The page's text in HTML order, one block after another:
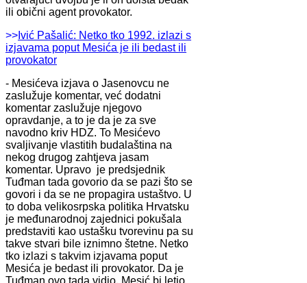
ili obični agent provokator.
>> Ivić Pašalić: Netko tko 1992. izlazi s
izjavama poput Mesića je ili bedast ili
provokator
- Mesićeva izjava o Jasenovcu ne
zaslužuje komentar, već dodatni
komentar zaslužuje njegovo
opravdanje, a to je da je za sve
navodno kriv HDZ. To Mesićevo
svaljivanje vlastitih budalaština na
nekog drugog zahtjeva jasam
komentar. Upravo je predsjednik
Tuđman tada govorio da se pazi što se
govori i da se ne propagira ustaštvo. U
to doba velikosrpska politika Hrvatsku
je međunarodnoj zajednici pokušala
predstaviti kao ustašku tvorevinu pa su
takve stvari bile iznimno štetne. Netko
tko izlazi s takvim izjavama poput
Mesića je bedast ili provokator. Da je
Tuđman ovo tada vidio, Mesić bi letio